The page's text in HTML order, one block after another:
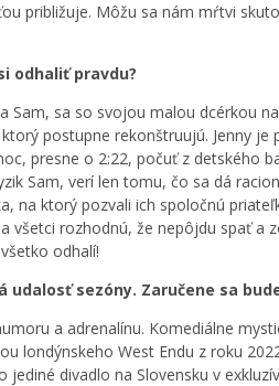
približuje. Môžu sa nám mŕtvi
odhaliť pravdu?
Sam, sa so svojou malou dcérkou
postupne rekonštruujú. Jenny je
presne o 2:22, počuť z detského
Sam, verí len tomu, čo sa dá
na ktorý pozvali ich spoločnú
všetci rozhodnú, že nepôjdu spať a
odhalí!
udalosť sezóny. Zaručene sa
a adrenalínu. Komediálne
londýnskeho West Endu z roku
divadlo na Slovensku v